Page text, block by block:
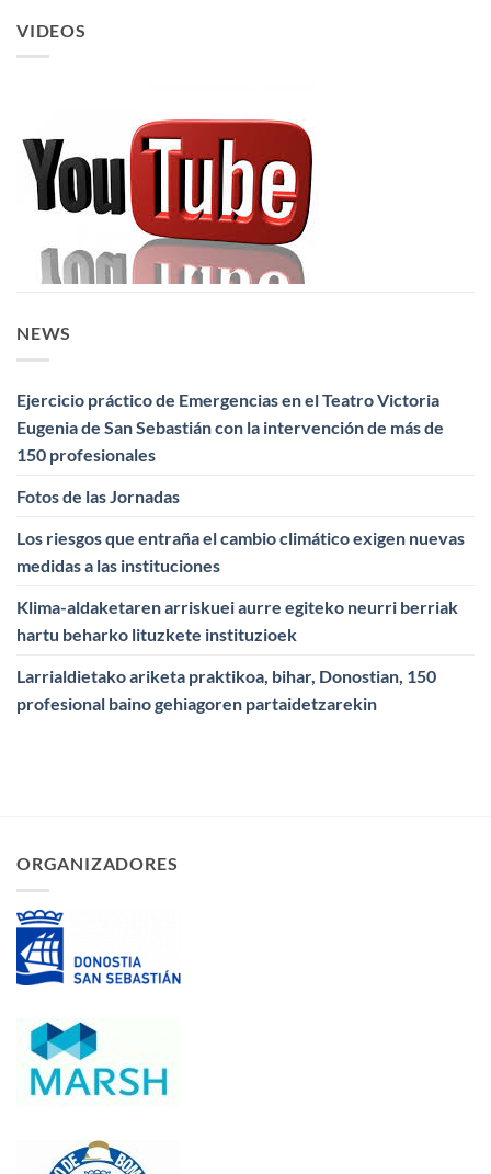
VIDEOS
NEWS
Ejercicio práctico de Emergencias en el Teatro Victoria
Eugenia de San Sebastián con la intervención de más de
150 profesionales
Fotos de las Jornadas
Los riesgos que entraña el cambio climático exigen nuevas
medidas a las instituciones
Klima-aldaketaren arriskuei aurre egiteko neurri berriak
hartu beharko lituzkete instituzioek
Larrialdietako ariketa praktikoa, bihar, Donostian, 150
profesional baino gehiagoren partaidetzarekin
ORGANIZADORES